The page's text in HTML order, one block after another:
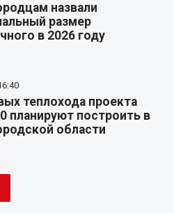
назвали
размер
в 2026 году
теплохода проекта
планируют построить в
области